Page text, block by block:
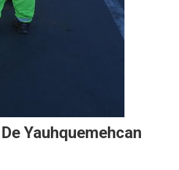
Yauhquemehcan